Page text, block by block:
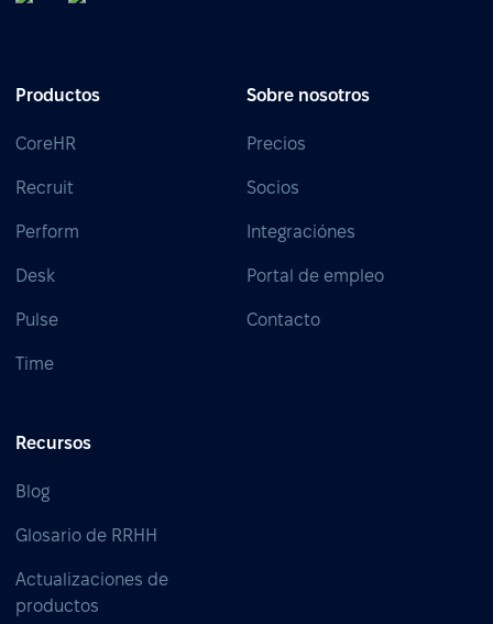
Productos
CoreHR
Recruit
Perform
Desk
Pulse
Time
Sobre nosotros
Precios
Socios
Integraciónes
Portal de empleo
Contacto
Recursos
Blog
Glosario de RRHH
Actualizaciones de
productos